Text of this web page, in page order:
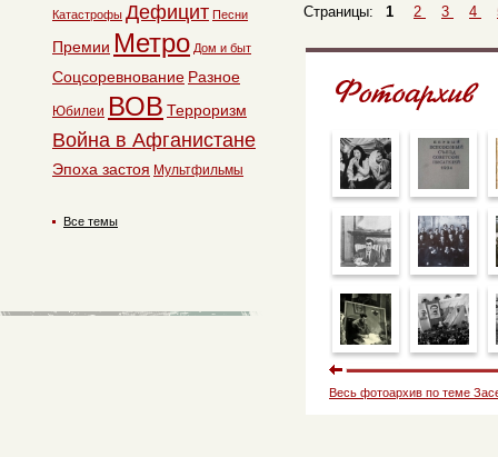
Страницы: 1 2 3 4
Весь фотоархив по теме
Катастрофы Дефицит Песни
Премии Метро Дом и быт
Соцсоревнование Разное
Юбилеи ВОВ Терроризм
Война в Афганистане
Эпоха застоя Мультфильмы
Все темы